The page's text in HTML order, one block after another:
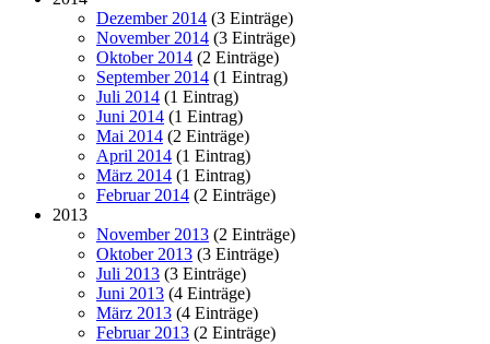
Dezember 2014 (3 Einträge)
November 2014 (3 Einträge)
Oktober 2014 (2 Einträge)
September 2014 (1 Eintrag)
Juli 2014 (1 Eintrag)
Juni 2014 (1 Eintrag)
Mai 2014 (2 Einträge)
April 2014 (1 Eintrag)
März 2014 (1 Eintrag)
Februar 2014 (2 Einträge)
2013
November 2013 (2 Einträge)
Oktober 2013 (3 Einträge)
Juli 2013 (3 Einträge)
Juni 2013 (4 Einträge)
März 2013 (4 Einträge)
Februar 2013 (2 Einträge)